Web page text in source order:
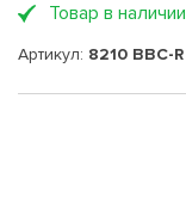
Товар в наличии
Артикул: 8210 BBC-R